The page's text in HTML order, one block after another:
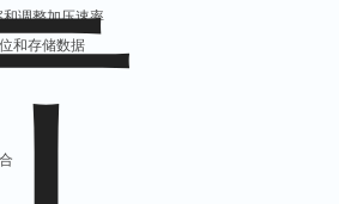
调整加压速率
和存储数据